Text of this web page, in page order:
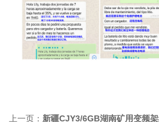
上一页： 新疆CJY3/6GB湖南矿用变频